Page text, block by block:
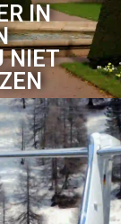
IN
NIET